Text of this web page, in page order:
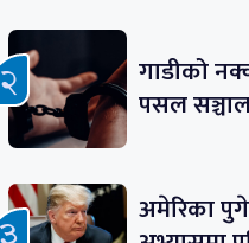
गाडीको
पसल
अमेरिका